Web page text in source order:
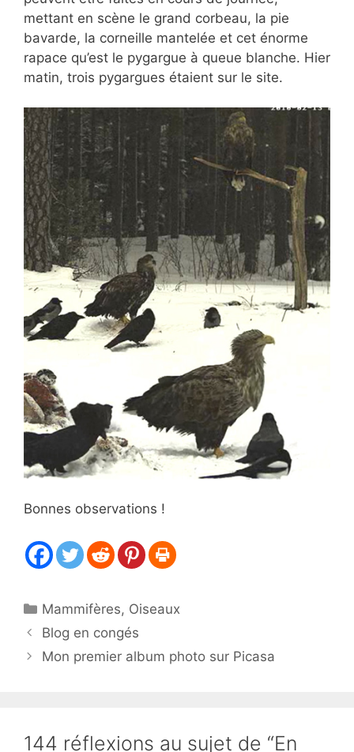
mettant en scène le grand corbeau, la pie
bavarde, la corneille mantelée et cet énorme
rapace qu’est le pygargue à queue blanche. Hier
matin, trois pygargues étaient sur le site.
Bonnes observations !
Catégories
Mammifères, Oiseaux
Blog en congés
Mon premier album photo sur Picasa
144 réflexions au sujet de “En